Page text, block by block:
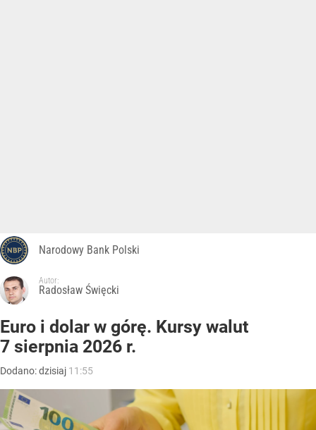
Narodowy Bank Polski
Autor:
Radosław Święcki
Euro i dolar w górę. Kursy walut
7 sierpnia 2026 r.
Dodano:dzisiaj 11:55